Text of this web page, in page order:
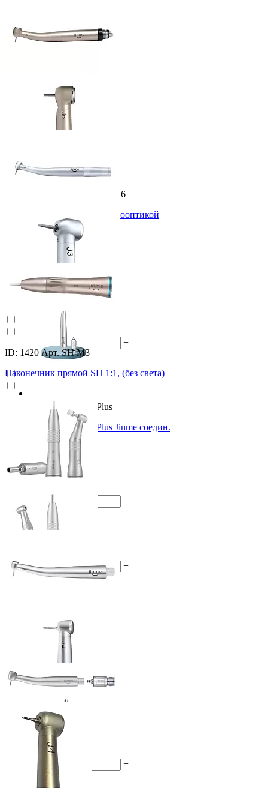
ID: 1426 Арт. TUQL-J6-K-M6
Наконечник Jinme J6 с фиброоптикой
8 100 ₽
+
В корзину
ID: 1421 Арт. S-M4 J3 Plus
Наконечник J3 Hunan Plus Jinme соедин.
Midwest M4
+
В корзину
ID: 1420 Арт. SH M3
Наконечник прямой SH 1:1, (без света)
+
В корзину
Набор наконечников М3
22 800 ₽
+
В корзину